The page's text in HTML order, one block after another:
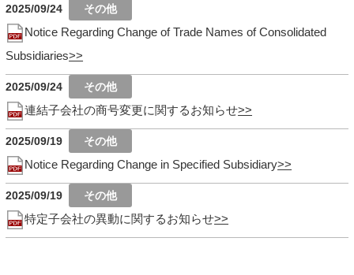
2025/09/24
Notice Regarding Change of Trade Names of Consolidated
Subsidiaries
2025/09/24
連結子会社の商号変更に関するお知らせ
2025/09/19
Notice Regarding Change in Specified Subsidiary
2025/09/19
特定子会社の異動に関するお知らせ